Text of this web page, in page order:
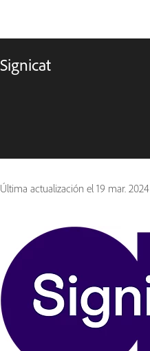
Signicat
Última actualización el 19 mar. 2024